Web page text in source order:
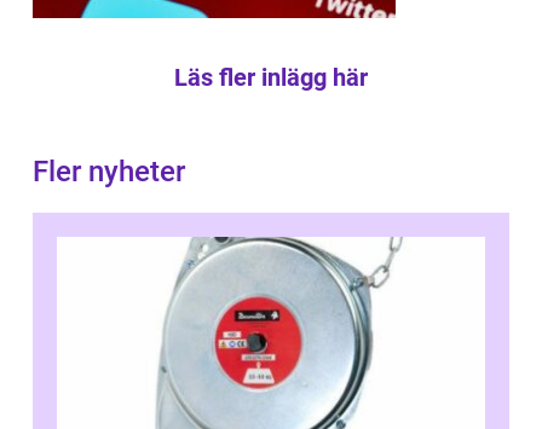
Läs fler inlägg här
Fler nyheter